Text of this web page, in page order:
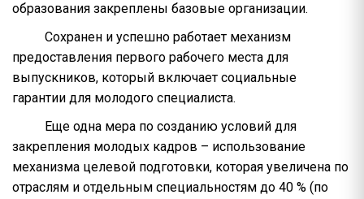
образования закреплены базовые организации.
Сохранен и успешно работает механизм
предоставления первого рабочего места для
выпускников, который включает социальные
гарантии для молодого специалиста.
Еще одна мера по созданию условий для
закрепления молодых кадров – использование
механизма целевой подготовки, которая увеличена по
отраслям и отдельным специальностям до 40 % (по